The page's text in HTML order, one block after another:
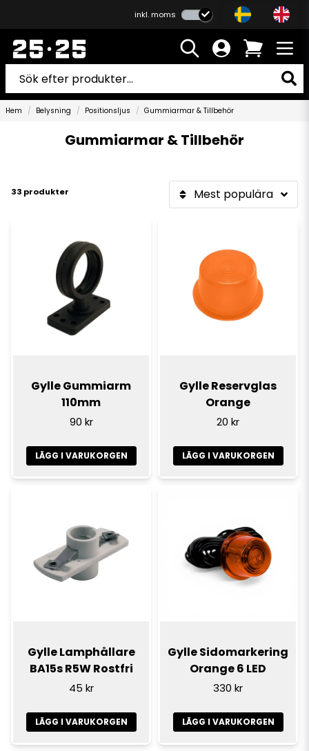
inkl. moms
Hem Belysning Positionsljus Gummiarmar & Tillbehör
Gummiarmar & Tillbehör
33 produkter Mest populära
Gylle Gummiarm
110mm
90 kr
LÄGG I VARUKORGEN
Gylle Reservglas
Orange
20 kr
LÄGG I VARUKORGEN
Gylle Lamphållare
BA15s R5W Rostfri
45 kr
LÄGG I VARUKORGEN
Gylle Sidomarkering
Orange 6 LED
330 kr
LÄGG I VARUKORGEN